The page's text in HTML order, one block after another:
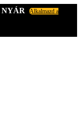
NYÁR
Alkalmazd a